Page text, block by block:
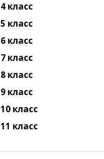
4 класс
5 класс
6 класс
7 класс
8 класс
9 класс
10 класс
11 класс